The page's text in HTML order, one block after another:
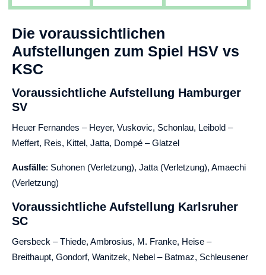
Die voraussichtlichen
Aufstellungen zum Spiel HSV vs
KSC
Voraussichtliche Aufstellung Hamburger
SV
Heuer Fernandes – Heyer, Vuskovic, Schonlau, Leibold –
Meffert, Reis, Kittel, Jatta, Dompé – Glatzel
Ausfälle: Suhonen (Verletzung), Jatta (Verletzung), Amaechi
(Verletzung)
Voraussichtliche Aufstellung Karlsruher
SC
Gersbeck – Thiede, Ambrosius, M. Franke, Heise –
Breithaupt, Gondorf, Wanitzek, Nebel – Batmaz, Schleusener